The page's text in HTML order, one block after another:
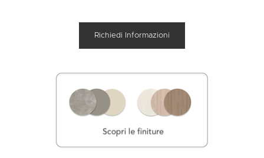
Richiedi Informazioni